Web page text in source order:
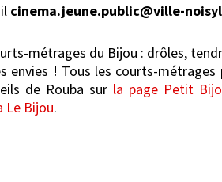
cinema.jeune.public@ville-
métrages du Bijou : drôles,
! Tous les courts-métrages
de Rouba sur la page Petit
Le Bijou.